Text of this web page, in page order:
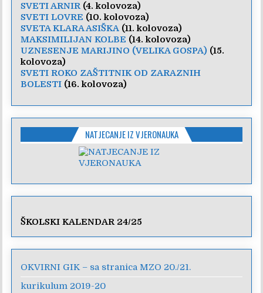
SVETI ARNIR(4. kolovoza)
SVETI LOVRE (10. kolovoza)
SVETA KLARA ASIŠKA (11. kolovoza)
MAKSIMILIJAN KOLBE (14. kolovoza)
UZNESENJE MARIJINO (VELIKA GOSPA) (15.
kolovoza)
SVETI ROKO ZAŠTITNIK OD ZARAZNIH
BOLESTI (16. kolovoza)
NATJECANJE IZ VJERONAUKA
ŠKOLSKI KALENDAR 24/25
OKVIRNI GIK – sa stranica MZO 20./21.
kurikulum 2019-20